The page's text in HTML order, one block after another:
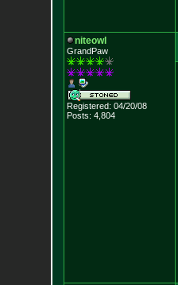
niteowl
GrandPaw
Registered: 04/20/08
Posts: 4,804